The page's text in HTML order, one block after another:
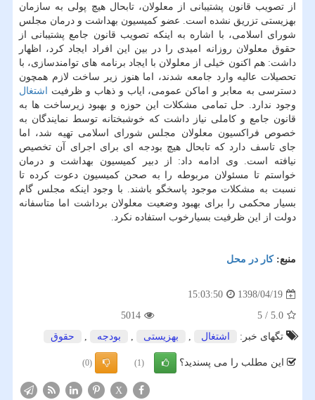
از تصویب قانون پشتیبانی از معلولان، تابحال هیچ پولی به سازمان
بهزیستی تزریق نشده است. عضو كمیسیون بهداشت و درمان مجلس
شورای اسلامی، با اشاره به اینكه تصویب قانون جامع پشتیبانی از
حقوق معلولان روزانه امیدی را در بین این افراد ایجاد كرد، اظهار
داشت: هم اكنون خیلی از معلولان با ایجاد برنامه های توامندسازی، با
تحصیلات عالیه وارد جامعه شدند، اما هنوز زیر ساخت لازم همچون
دسترسی به معابر و اماكن عمومی، ایاب و ذهاب و ظرفیت اشتغال
وجود ندارد. حل تمامی مشكلات این حوزه و بهبود زیرساخت ها به
قانون جامع و كاملی نیاز داشت كه خوشبختانه توسط نمایندگان به
خصوص فراكسیون معلولان مجلس شورای اسلامی تهیه شد، اما
جای تاسف دارد كه تابحال هیچ بودجه ای برای اجرای آن تخصیص
نیافته است. وی ادامه داد: از دبیر كمیسیون بهداشت و درمان
خواستم تا مسئولان مربوطه را به صحن كمیسیون دعوت كرده تا
نسبت به مشكلات موجود پاسخگو باشند. با وجود اینكه مجلس گام
بسیار محكمی را برای بهبود وضعیت معلولان برداشت اما متاسفانه
دولت از این ظرفیت بسیارخوب استفاده نكرد.
منبع:كار در محل
1398/04/19
15:03:50
5.0
/
5
5014
تگهای خبر:
اشتغال , بهزیستی , بودجه , حقوق
این مطلب را می پسندید؟ (1)
(0)
X